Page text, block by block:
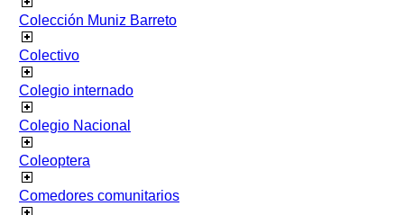
Colección Muniz Barreto
Colectivo
Colegio internado
Colegio Nacional
Coleoptera
Comedores comunitarios